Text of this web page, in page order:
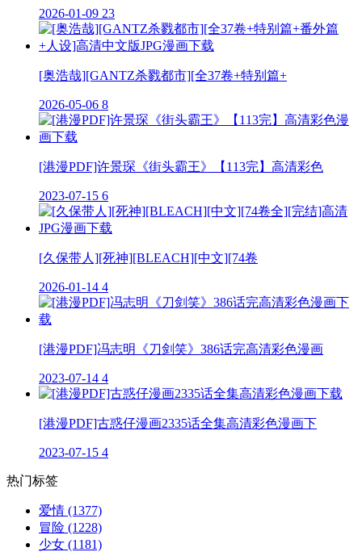
2026-01-09 23
[奥浩哉][GANTZ杀戮都市][全37卷+特别篇+
2026-05-06 8
[港漫PDF]许景琛《街头霸王》【113完】高清彩色
2023-07-15 6
[久保带人][死神][BLEACH][中文][74卷
2026-01-14 4
[港漫PDF]冯志明《刀剑笑》386话完高清彩色漫画
2023-07-14 4
[港漫PDF]古惑仔漫画2335话全集高清彩色漫画下
2023-07-15 4
热门标签
爱情 (1377)
冒险 (1228)
少女 (1181)